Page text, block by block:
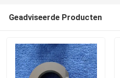
Geadviseerde Producten